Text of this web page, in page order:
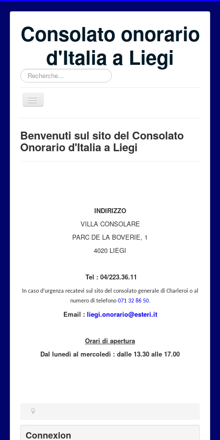
Consolato onorario
d'Italia a Liegi
Rechercher
Il Consolato onorario
Benvenuti sul sito del Consolato
Onorario d'Italia a Liegi
INDIRIZZO
VILLA CONSOLARE
PARC DE LA BOVERIE, 1
4020 LIEGI
Tel : 04/223.36.11
In caso d’urgenza recatevi sul sito del consolato generale di Charleroi o al
numero di telefono 071 32 86 50.
Email : liegi.onorario@esteri.it
Orari di apertura
Dal lunedì al mercoledì : dalle 13.30 alle 17.00
Connexion